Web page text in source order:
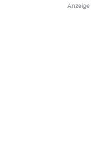
Anzeige